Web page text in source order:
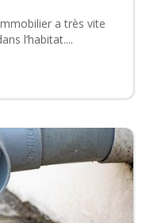
a très vite
l’habitat....